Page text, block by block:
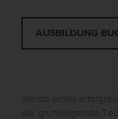
AUSBILDUNG
Werde ein(e)
die grundlegende